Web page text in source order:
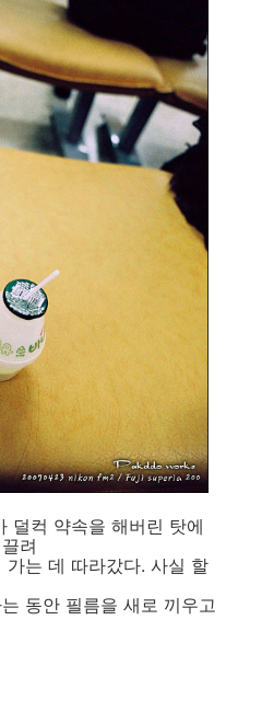
덜컥 약속을 해버린 탓에
려
가는 데 따라갔다. 사실 할
동안 필름을 새로 끼우고